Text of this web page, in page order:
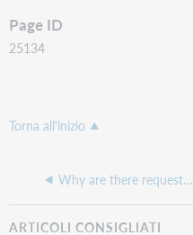
Page ID
25134
Torna all'inizio
Why are there requests in WS ILL for review when they have been fulfilled in ILLiad?
ARTICOLI CONSIGLIATI